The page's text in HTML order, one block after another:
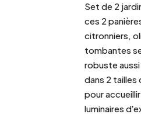
Set de 2
ces 2
citronniers,
tombantes
robuste aussi
dans 2 tailles
pour
luminaires